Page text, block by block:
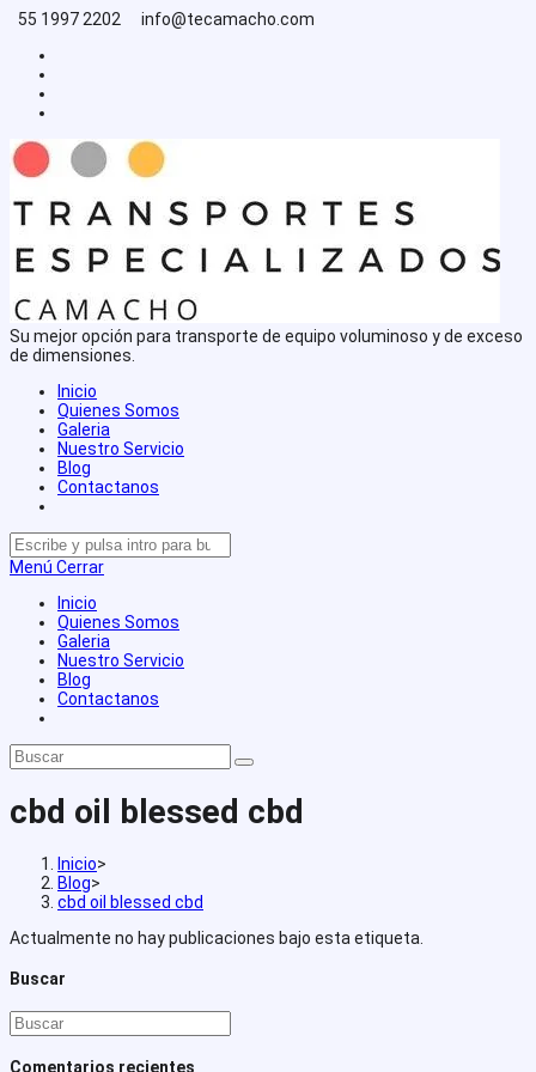
Saltar
contenido
55 1997 2202 info@tecamacho.com
Su mejor opción para transporte de equipo voluminoso y de exceso
de dimensiones.
Inicio
Quienes Somos
Galeria
Nuestro Servicio
Blog
Contactanos
de
la
web
Buscar
en
esta
web
Escape
Menú Cerrar
Inicio
Quienes Somos
Galeria
Nuestro Servicio
Blog
Contactanos
de
la
Buscar
en
web
cbd oil blessed cbd
Inicio>
Blog>
cbd oil blessed cbd
Actualmente no hay publicaciones bajo esta etiqueta.
Buscar
Escape
Comentarios recientes